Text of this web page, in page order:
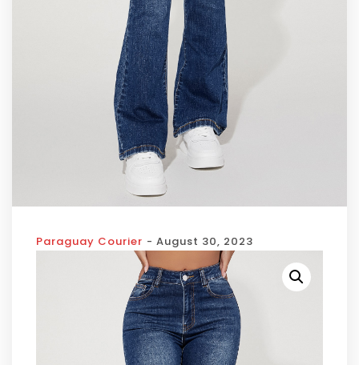
Paraguay Courier - August 30, 2023